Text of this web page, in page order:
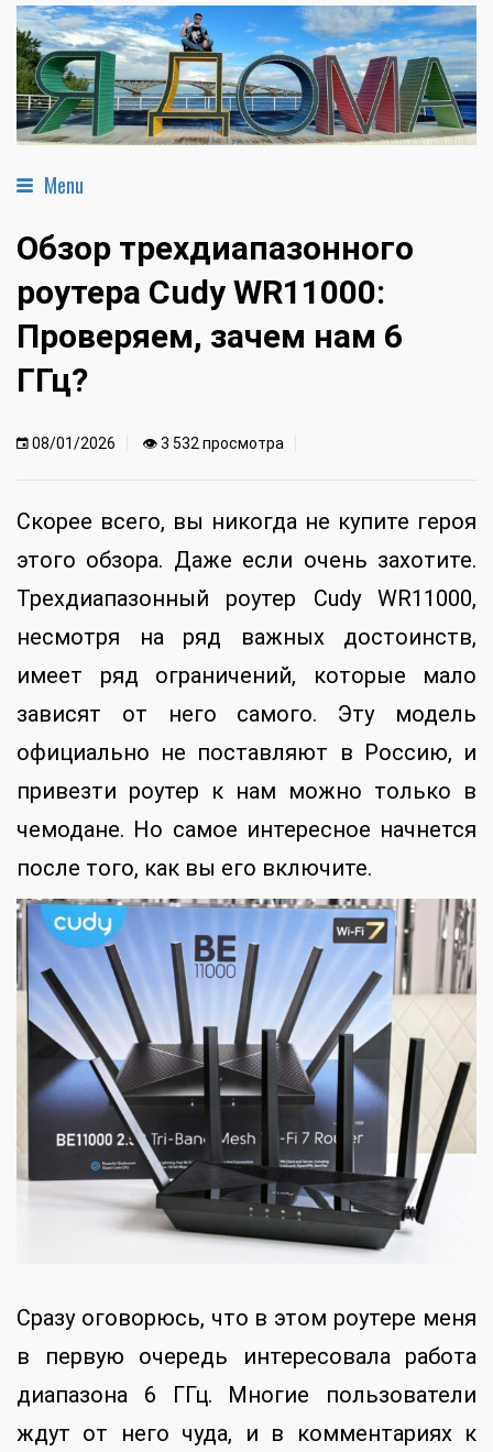
Menu
Обзор трехдиапазонного
роутера Cudy WR11000:
Проверяем, зачем нам 6
ГГц?
08/01/2026 👁 3 532 просмотра
Скорее всего, вы никогда не купите героя
этого обзора. Даже если очень захотите.
Трехдиапазонный роутер Cudy WR11000,
несмотря на ряд важных достоинств,
имеет ряд ограничений, которые мало
зависят от него самого. Эту модель
официально не поставляют в Россию, и
привезти роутер к нам можно только в
чемодане. Но самое интересное начнется
после того, как вы его включите.
Сразу оговорюсь, что в этом роутере меня
в первую очередь интересовала работа
диапазона 6 ГГц. Многие пользователи
ждут от него чуда, и в комментариях к